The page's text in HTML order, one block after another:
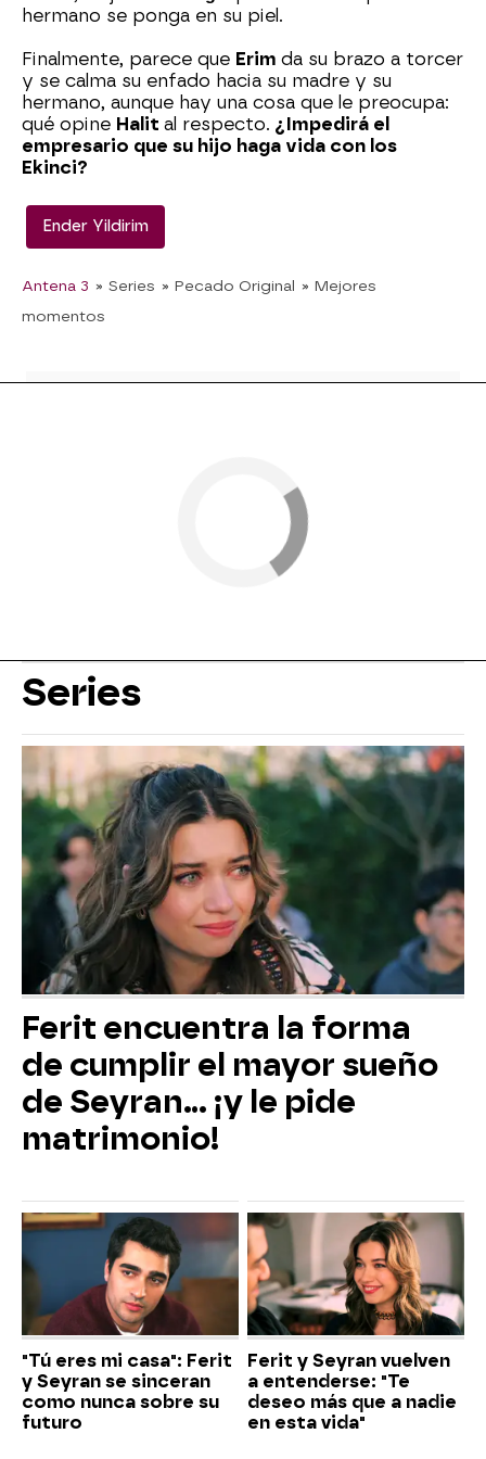
hermano se ponga en su piel.
Finalmente, parece que Erim da su brazo a torcer
y se calma su enfado hacia su madre y su
hermano, aunque hay una cosa que le preocupa:
qué opine Halit al respecto. ¿Impedirá el
empresario que su hijo haga vida con los
Ekinci?
Ender Yildirim
Antena 3 » Series » Pecado Original » Mejores
momentos
Series
Ferit encuentra la forma
de cumplir el mayor sueño
de Seyran... ¡y le pide
matrimonio!
"Tú eres mi casa": Ferit
y Seyran se sinceran
como nunca sobre su
futuro
Ferit y Seyran vuelven
a entenderse: "Te
deseo más que a nadie
en esta vida"